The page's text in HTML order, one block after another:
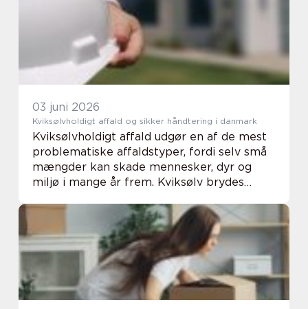
for omgivelserne og giver et hu...
03 juni 2026
Kviksølvholdigt affald og sikker håndtering i danmark
Kviksølvholdigt affald udgør en af de mest
problematiske affaldstyper, fordi selv små
mængder kan skade mennesker, dyr og
miljø i mange år frem. Kviksølv brydes
ophobes i fødekæden, hvor det ender i fisk,